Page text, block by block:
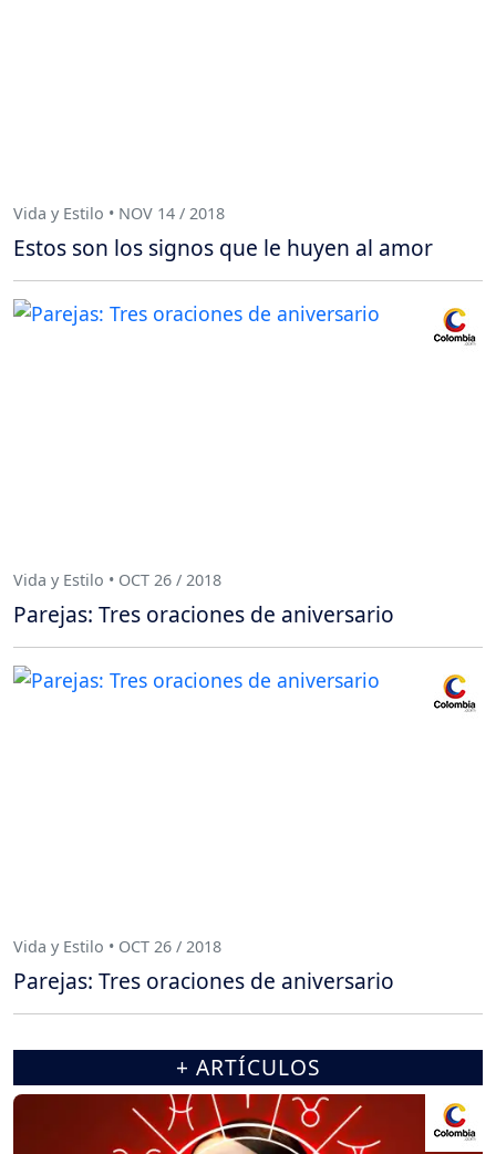
Vida y Estilo • NOV 14 / 2018
Estos son los signos que le huyen al amor
Vida y Estilo • OCT 26 / 2018
Parejas: Tres oraciones de aniversario
Vida y Estilo • OCT 26 / 2018
Parejas: Tres oraciones de aniversario
+ ARTÍCULOS